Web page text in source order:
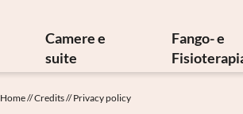
Camere e
suite
Offerte
Fango- e
Home//Credits//Privacy policy